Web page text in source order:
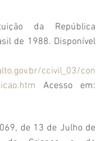
da República
de 1988. Disponível
ccivil_03/con
Acesso em:
de 13 de Julho de